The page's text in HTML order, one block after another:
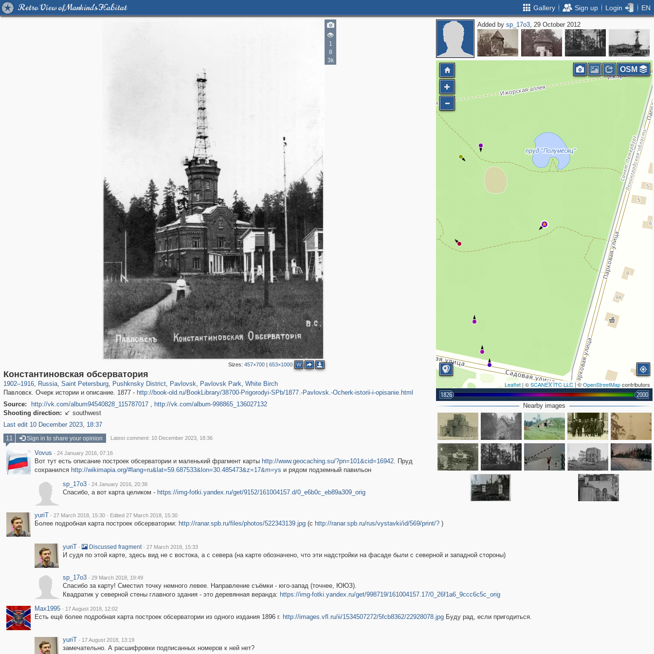
Retro View of Mankind's Habitat Gallery Sign up Login EN
1
8
3k
Sizes:457×700 |653×1000 W
Константиновская обсерватория
1902–1916, Russia
1,406,250 29,243
, Saint Petersburg
197,106 5,709
, Pushknsky District
11,381 655
, Pavlovsk, Pavlovsk Park, White Birch
Павловск. Очерк истории и описание. 1877 - http://book-old.ru/BookLibrary/38700-Prigorodyi-SPb/1877.-Pavlovsk.-Ocherk-istorii-i-opisanie.html
Source:
http://vk.com/album94540828_115787017, http://vk.com/album-998865_136027132
Shooting direction:  southwest
Last edit 10 December 2023, 18:37
Added bysp_17o3, 29 October 2012
Leaflet | ©SCANEX ITC LLC| ©OpenStreetMapcontributors
1826 2000
OSM
Nearby images
11 Sign in to share your opinion Latest comment: 10 December 2023, 18:36
Vovus · 24 January 2016, 07:16
Вот тут есть описание построек обсерватории и маленький фрагмент карты http://www.geocaching.su/?pn=101&cid=16942. Пруд
сохранился http://wikimapia.org/#lang=ru&lat=59.687533&lon=30.485473&z=17&m=ys и рядом подземный павильон
sp_17o3 · 24 January 2016, 20:38
Спасибо, а вот карта целиком - https://img-fotki.yandex.ru/get/9152/161004157.d/0_e6b0c_eb89a309_orig
yuriT · 27 March 2018, 15:30 · Edited 27 March 2018, 15:30
Более подробная карта построек обсерватории: http://ranar.spb.ru/files/photos/522343139.jpg(с http://ranar.spb.ru/rus/vystavki/id/569/print/?)
yuriT · Discussed fragment · 27 March 2018, 15:33
И судя по этой карте, здесь вид не с востока, а с севера (на карте обозначено, что эти надстройки на фасаде были с северной и западной стороны)
sp_17o3 · 29 March 2018, 19:49
Спасибо за карту! Сместил точку немного левее. Направление съёмки - юго-запад (точнее, ЮЮЗ).
Квадратик у северной стены главного здания - это деревянная веранда: https://img-fotki.yandex.ru/get/998719/161004157.17/0_26f1a6_9ccc6c5c_orig
Max1995 · 17 August 2018, 12:02
Есть ещё более подробная карта построек обсерватории из одного издания 1896 г. http://images.vfl.ru/ii/1534507272/5fcb8362/22928078.jpgБуду рад, если пригодиться.
yuriT · 17 August 2018, 13:19
замечательно. А расшифровки подписанных номеров к ней нет?